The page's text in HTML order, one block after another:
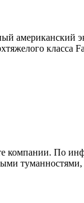
американский
компании. По